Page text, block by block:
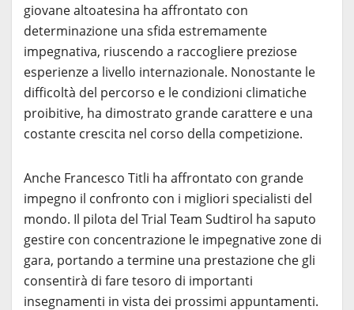
giovane altoatesina ha affrontato con
determinazione una sfida estremamente
impegnativa, riuscendo a raccogliere preziose
esperienze a livello internazionale. Nonostante le
difficoltà del percorso e le condizioni climatiche
proibitive, ha dimostrato grande carattere e una
costante crescita nel corso della competizione.
Anche Francesco Titli ha affrontato con grande
impegno il confronto con i migliori specialisti del
mondo. Il pilota del Trial Team Sudtirol ha saputo
gestire con concentrazione le impegnative zone di
gara, portando a termine una prestazione che gli
consentirà di fare tesoro di importanti
insegnamenti in vista dei prossimi appuntamenti.